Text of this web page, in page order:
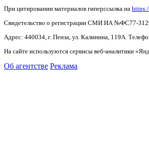
При цитировании материалов гиперссылка на
Свидетельство о регистрации СМИ ИА №ФС77-
Адрес: 440034, г. Пенза, ул. Калинина, 119А.
На сайте используются сервисы веб-аналитики
Об агентстве Реклама